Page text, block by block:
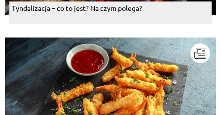
Tyndalizacja – co to jest? Na czym polega?